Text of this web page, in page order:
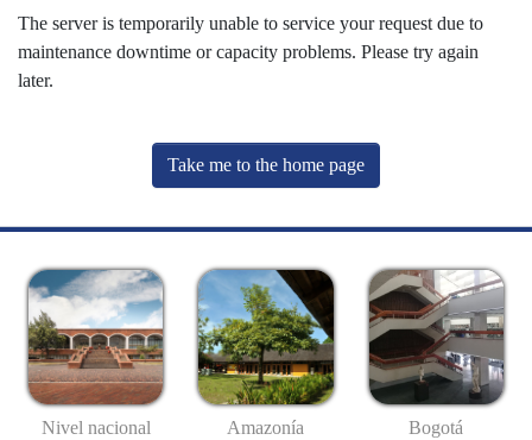
The server is temporarily unable to service your request due to
maintenance downtime or capacity problems. Please try again
later.
Take me to the home page
Nivel nacional Amazonía Bogotá